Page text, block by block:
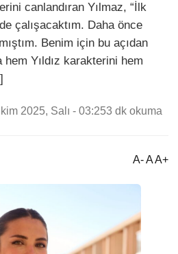
canlandıran Yılmaz, “İlk
çalışacaktım. Daha önce
Benim için bu açıdan
Yıldız karakterini hem
2025, Salı - 03:253 dk okuma
A- A A+